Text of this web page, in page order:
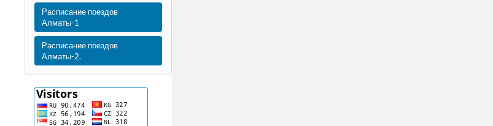
Расписание поездов
Алматы-1
Расписание поездов
Алматы-2.